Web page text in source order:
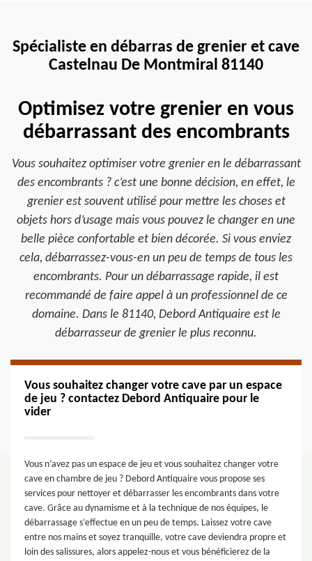
Spécialiste en débarras de grenier et cave
Castelnau De Montmiral 81140
Optimisez votre grenier en vous
débarrassant des encombrants
Vous souhaitez optimiser votre grenier en le débarrassant
des encombrants ? c’est une bonne décision, en effet, le
grenier est souvent utilisé pour mettre les choses et
objets hors d’usage mais vous pouvez le changer en une
belle pièce confortable et bien décorée. Si vous enviez
cela, débarrassez-vous-en un peu de temps de tous les
encombrants. Pour un débarrassage rapide, il est
recommandé de faire appel à un professionnel de ce
domaine. Dans le 81140, Debord Antiquaire est le
débarrasseur de grenier le plus reconnu.
Vous souhaitez changer votre cave par un espace
de jeu ? contactez Debord Antiquaire pour le
vider
Vous n’avez pas un espace de jeu et vous souhaitez changer votre
cave en chambre de jeu ? Debord Antiquaire vous propose ses
services pour nettoyer et débarrasser les encombrants dans votre
cave. Grâce au dynamisme et à la technique de nos équipes, le
débarrassage s’effectue en un peu de temps. Laissez votre cave
entre nos mains et soyez tranquille, votre cave deviendra propre et
loin des salissures, alors appelez-nous et vous bénéficierez de la